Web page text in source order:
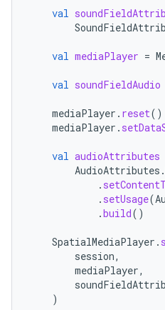
val
val mediaPlayer =
val soundFieldAudio
mediaPlayer . reset()
mediaPlayer .
val audioAttributes
AudioAttributes .
.
. setUsage(
.build()
SpatialMediaPlayer .
session,
mediaPlayer,
)